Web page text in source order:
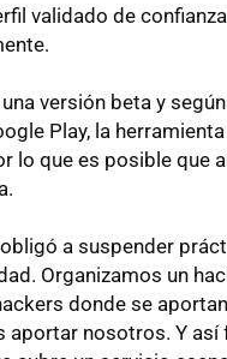
validado de
versión beta y
Play, la
lo que es posible que
a suspender
Organizamos un
donde se
aportar nosotros. Y así